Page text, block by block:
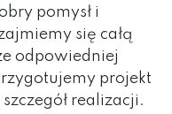
pomysł i
się całą
odpowiedniej
projekt
realizacji.